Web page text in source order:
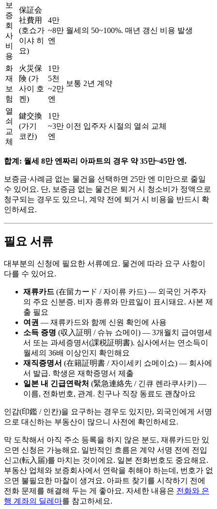
보
증
회
사
비
용
保証会
社費用
(호쇼가
이샤 히
요)
4만
~8만
엔
월세의 50~100%. 매년 갱신 비용 발생
화
재
보
험
火災保
険 (가
사이 호
켄)
1만
5천
~2만
엔
보통 2년 계약
열
쇠
교
체
鍵交換
(가기
코칸)
1만
~3만
엔
이전 입주자 시절의 열쇠 교체
합계: 월세 8만 엔짜리 아파트의 경우 약 35만~45만 엔.
보증금·사례금 없는 물건을 선택하면 25만 엔 미만으로 줄일
수 있어요. 단, 보증금 없는 물건은 퇴거 시 청소비가 정액으로
청구되는 경우도 있으니, 계약 전에 퇴거 시 비용을 반드시 확
인하세요.
필요 서류
대부분의 신청에 필요한 서류예요. 물건에 따라 요구 사항이
다를 수 있어요.
재류카드 (在留カード / 자이류 카드) — 외국인 거주자
의 주요 신분증. 비자 종류와 만료일이 표시돼요. 사본 제
출 필요
여권 — 재류카드와 함께 신원 확인에 사용
소득 증명 (収入証明 / 슈뉴 쇼메이) — 3개월치 급여명세
서 또는 과세증명서(課税証明書). 심사에서는 연소득이
월세의 36배 이상인지 확인해요
재직증명서 (在籍証明書 / 자이세키 쇼메이쇼) — 회사에
서 발급. 학생은 재학증명서 제출
일본 내 긴급연락처 (緊急連絡先 / 긴큐 렌라쿠사키) —
이름, 전화번호, 관계. 친구나 직장 동료도 괜찮아요
인감(印鑑 / 인칸)을 요구하는 경우도 있지만, 외국인에게 서명
으로 대신하는 부동산이 많으니 사전에 확인하세요.
막 도착해서 아직 주소 등록을 하지 않은 분도, 재류카드만 있
으면 신청은 가능해요. 일반적인 흐름은 계약 서명 전에 전입
신고(転入届)를 마치는 것이에요. 일본 전화번호도 중요해요.
부동산 업체와 보증회사에서 연락을 취해야 하는데, 번호가 없
으면 불필요한 마찰이 생겨요. 아파트 찾기를 시작하기 전에
전화 문제를 해결해 두는 게 좋아요. 자세한 내용은 전화와 은
행 계좌의 딜레마를 참고하세요.